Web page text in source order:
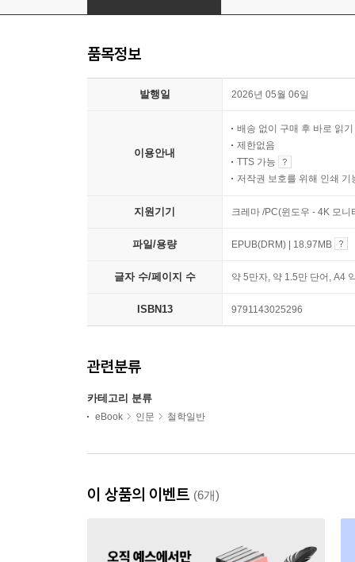
품목정보
발행일 2026년 05월 06일
이용안내
배송 없이 구매 후 바로 읽기
제한없음
TTS 가능
저작권 보호를 위해 인쇄 기
지원기기 크레마 /PC(윈도우 - 4K 모
파일/용량 EPUB(DRM) | 18.97MB
글자 수/페이지 수 약 5만자, 약 1.5만 단어, A4
ISBN13 9791143025296
관련분류
카테고리 분류
eBook 인문 철학일반
이 상품의 이벤트 (6개)